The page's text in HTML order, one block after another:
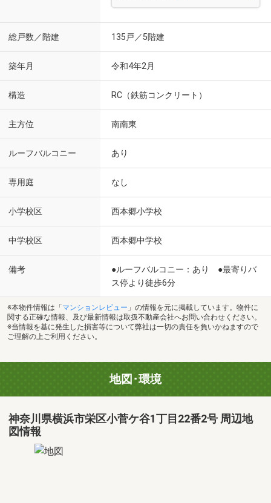
総戸数／階建 135戸／5階建
築年月 令和4年2月
構造 RC（鉄筋コンクリート）
主方位 南南東
ルーフバルコニー あり
専用庭 なし
小学校区 西本郷小学校
中学校区 西本郷中学校
備考
●ルーフバルコニー：あり ●最寄りバ
ス停より徒歩6分
※本物件情報は「 マンションレビュー 」の情報を元に掲載しています。物件に
関する正確な情報、及び最新情報は取扱不動産会社へお問い合わせください。
※当情報を基に発生した損害等について弊社は一切の責任を負いかねますので
ご理解の上ご利用ください。
地図･環境
神奈川県横浜市栄区小菅ケ谷1丁目22番2号 周辺地
図情報